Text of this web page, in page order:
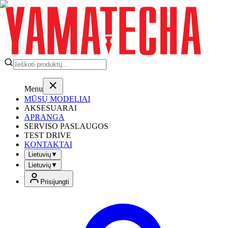
Menu
MŪSŲ MODELIAI
AKSESUARAI
APRANGA
SERVISO PASLAUGOS
TEST DRIVE
KONTAKTAI
Lietuvių▼
Lietuvių▼
Prisijungti